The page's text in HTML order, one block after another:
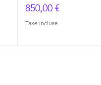
Prix
850,00 €
Taxe Incluse